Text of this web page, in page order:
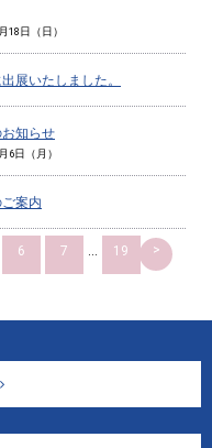
18日（日）
展いたしました。
知らせ
6日（月）
案内
6 7 19 >